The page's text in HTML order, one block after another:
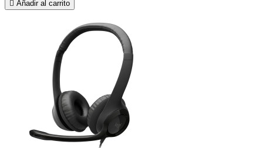
 Añadir al carrito